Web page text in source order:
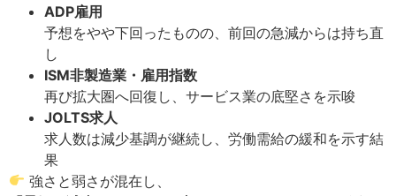
ADP雇用
予想をやや下回ったものの、前回の急減からは持ち直
し
ISM非製造業・雇用指数
再び拡大圏へ回復し、サービス業の底堅さを示唆
JOLTS求人
求人数は減少基調が継続し、労働需給の緩和を示す結
果
強さと弱さが混在し、